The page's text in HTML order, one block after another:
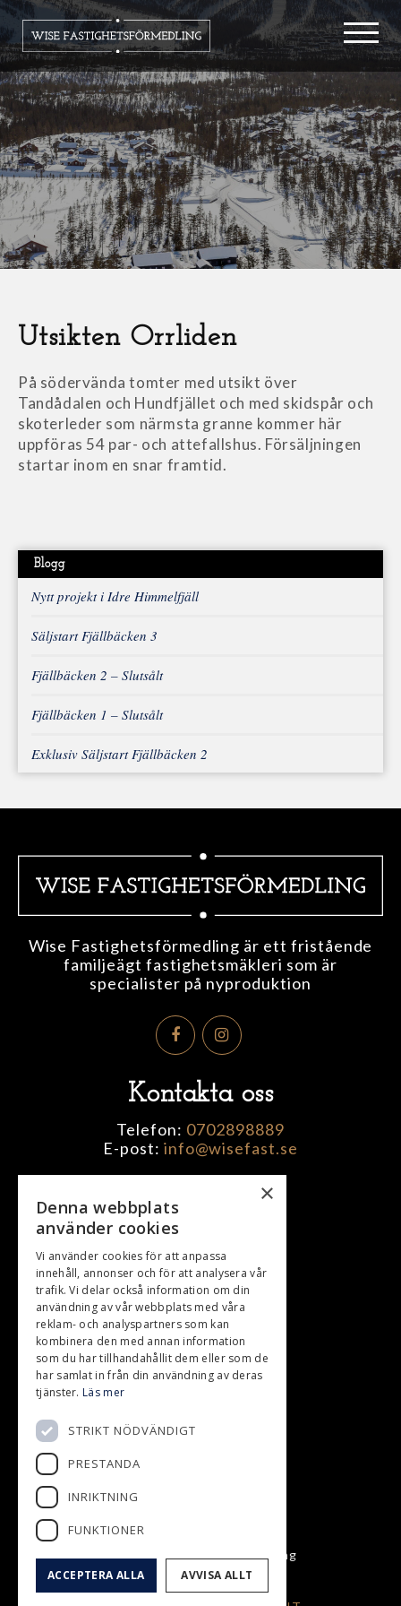
Utsikten Orrliden
På södervända tomter med utsikt över
Tandådalen och Hundfjället och med skidspår och
skoterleder som närmsta granne kommer här
uppföras 54 par- och attefallshus. Försäljningen
startar inom en snar framtid.
Blogg
Nytt projekt i Idre Himmelfjäll
Säljstart Fjällbäcken 3
Fjällbäcken 2 – Slutsålt
Fjällbäcken 1 – Slutsålt
Exklusiv Säljstart Fjällbäcken 2
Wise Fastighetsförmedling är ett fristående
familjeägt fastighetsmäkleri som är
specialister på nyproduktion
Kontakta oss
Telefon: 0702898889
E-post: info@wisefast.se
Nyproduktion
Projekt till salu
Kommande projekt
Sålda projekt
Köpa nyproduktion
Om oss
© Wise Fastighetsförmedling
Administration
×
Denna webbplats
använder cookies
Vi använder cookies för att anpassa
innehåll, annonser och för att analysera vår
trafik. Vi delar också information om din
användning av vår webbplats med våra
reklam- och analyspartners som kan
kombinera den med annan information
som du har tillhandahållit dem eller som de
har samlat in från din användning av deras
tjänster. Läs mer
STRIKT NÖDVÄNDIGT
PRESTANDA
INRIKTNING
FUNKTIONER
ACCEPTERA ALLA AVVISA ALLT